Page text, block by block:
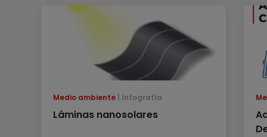
Medio ambiente Infografía
Láminas nanosolares